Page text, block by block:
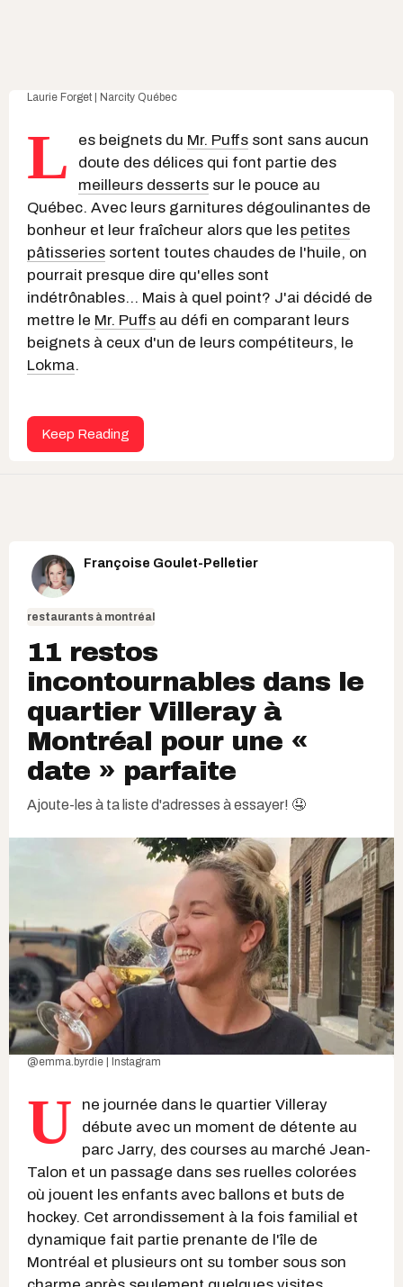
Laurie Forget | Narcity Québec
L es beignets du Mr. Puffs sont sans aucun
doute des délices qui font partie des
meilleurs desserts sur le pouce au
Québec. Avec leurs garnitures dégoulinantes de
bonheur et leur fraîcheur alors que les petites
pâtisseries sortent toutes chaudes de l'huile, on
pourrait presque dire qu'elles sont
indétrônables... Mais à quel point? J'ai décidé de
mettre le Mr. Puffs au défi en comparant leurs
beignets à ceux d'un de leurs compétiteurs, le
Lokma.
Keep Reading
Françoise Goulet-Pelletier
restaurants à montréal
11 restos
incontournables dans le
quartier Villeray à
Montréal pour une «
date » parfaite
Ajoute-les à ta liste d'adresses à essayer! 🤤
@emma.byrdie | Instagram
U
ne journée dans le quartier Villeray
débute avec un moment de détente au
parc Jarry, des courses au marché Jean-
Talon et un passage dans ses ruelles colorées
où jouent les enfants avec ballons et buts de
hockey. Cet arrondissement à la fois familial et
dynamique fait partie prenante de l'île de
Montréal et plusieurs ont su tomber sous son